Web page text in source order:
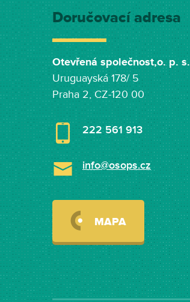
Doručovací adresa
Otevřená společnost,o. p. s.
Uruguayská 178/ 5
Praha 2, CZ-120 00
222 561 913
info@osops.cz
MAPA